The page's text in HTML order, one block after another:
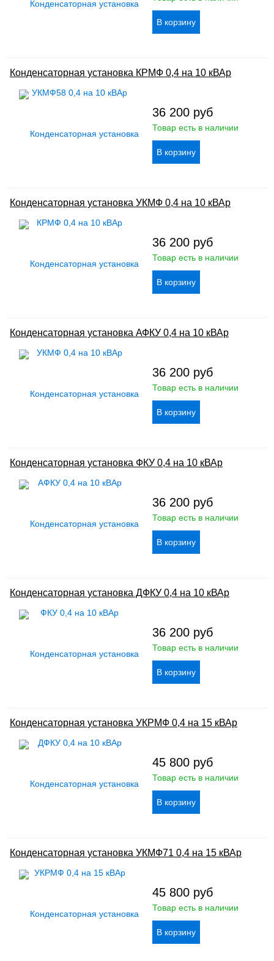
Конденсаторная установка КРМФ 0,4 на 10 кВАр
36 200 руб
Товар есть в наличии
Конденсаторная установка УКМФ 0,4 на 10 кВАр
36 200 руб
Товар есть в наличии
Конденсаторная установка АФКУ 0,4 на 10 кВАр
36 200 руб
Товар есть в наличии
Конденсаторная установка ФКУ 0,4 на 10 кВАр
36 200 руб
Товар есть в наличии
Конденсаторная установка ДФКУ 0,4 на 10 кВАр
36 200 руб
Товар есть в наличии
Конденсаторная установка УКРМФ 0,4 на 15 кВАр
45 800 руб
Товар есть в наличии
Конденсаторная установка УКМФ71 0,4 на 15 кВАр
45 800 руб
Товар есть в наличии